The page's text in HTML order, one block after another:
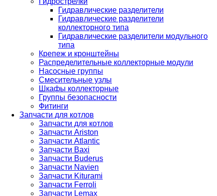
Гидравлические разделители
Гидравлические разделители
коллекторного типа
Гидравлические разделители модульного
типа
Крепеж и кронштейны
Распределительные коллекторные модули
Насосные группы
Смесительные узлы
Шкафы коллекторные
Группы безопасности
Фитинги
Запчасти для котлов
Запчасти для котлов
Запчасти Ariston
Запчасти Atlantic
Запчасти Baxi
Запчасти Buderus
Запчасти Navien
Запчасти Kiturami
Запчасти Ferroli
Запчасти Lemax